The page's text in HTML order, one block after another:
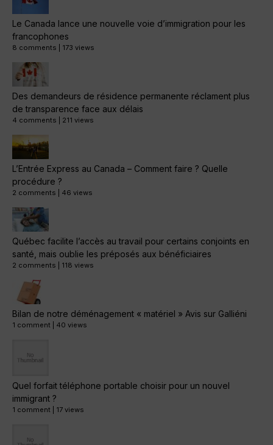
Le Canada lance une nouvelle voie d’immigration pour les
francophones
8 comments 173 views
Des demandeurs de résidence permanente réclament plus
de transparence face aux délais
4 comments 211 views
L’Entrée Express au Canada – Comment faire ? Quelle
procédure ?
2 comments 46 views
Québec facilite l’accès au travail pour certains conjoints en
santé, mais oublie les préposés aux bénéficiaires
2 comments 118 views
Bilan de notre déménagement « matériel » Avis sur Galliéni
1 comment 40 views
Quel forfait téléphone portable choisir pour un nouvel
immigrant ?
1 comment 17 views